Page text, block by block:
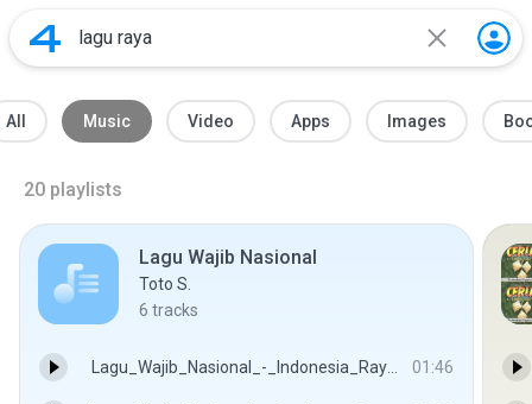
All Music Video Apps Images
20 playlists
Lagu Wajib Nasional
Toto S.
6 tracks
Lagu_Wajib_Nasional_-_Indonesia_Raya (Paduan Suara).mp3 01:46